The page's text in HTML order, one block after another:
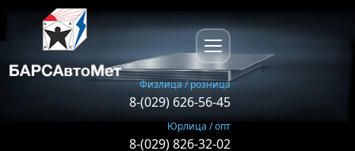
Перейти к основному содержанию
Физлица / розница
8-(029) 626-56-45
Юрлица / опт
8-(029) 826-32-02